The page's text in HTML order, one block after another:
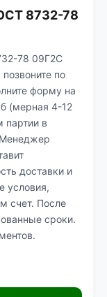
8732-78
78 09Г2С
по
форму на
(мерная 4-12
партии в
Менеджер
доставки и
условия,
счет. После
сроки.